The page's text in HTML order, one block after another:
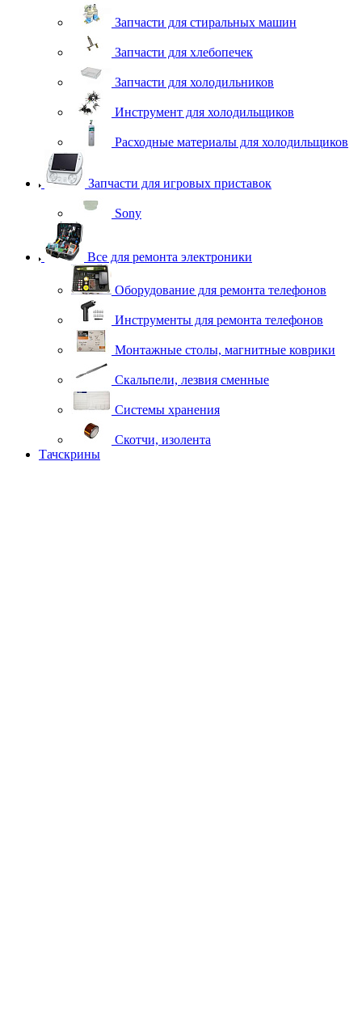
Запчасти для стиральных машин
Запчасти для хлебопечек
Запчасти для холодильников
Инструмент для холодильщиков
Расходные материалы для холодильщиков
Запчасти для игровых приставок
Sony
Все для ремонта электроники
Оборудование для ремонта телефонов
Инструменты для ремонта телефонов
Монтажные столы, магнитные коврики
Скальпели, лезвия сменные
Системы хранения
Скотчи, изолента
Тачскрины